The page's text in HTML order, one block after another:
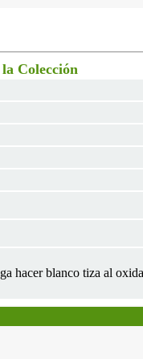
Colección
hacer blanco tiza al